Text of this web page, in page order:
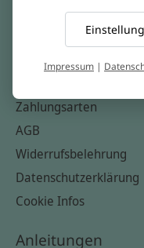
Informationen
Kontakt
Zahlungsarten
AGB
Widerrufsbelehrung
Datenschutzerklärung
Cookie Infos
Anleitungen
Impressum |